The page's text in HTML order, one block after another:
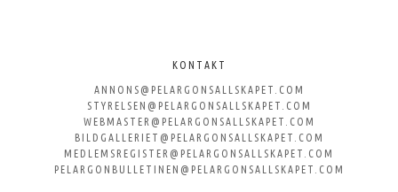
Svenska
Pelargonsällskapet
KONTAKT
ANNONS@PELARGONSALLSKAPET.COM
STYRELSEN@PELARGONSALLSKAPET.COM
WEBMASTER@PELARGONSALLSKAPET.COM
BILDGALLERIET@PELARGONSALLSKAPET.COM
MEDLEMSREGISTER@PELARGONSALLSKAPET.COM
PELARGONBULLETINEN@PELARGONSALLSKAPET.COM